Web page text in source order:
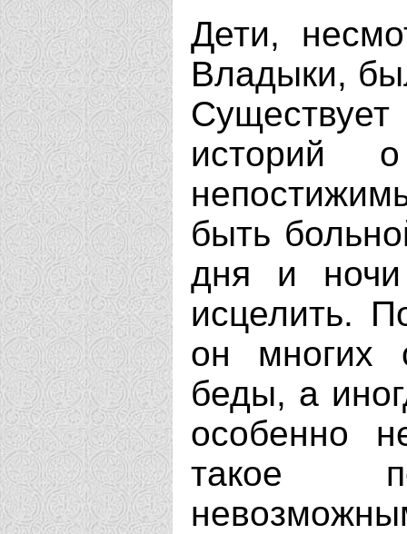
Дети,
Владыки,
историй
быть
дня и
исцелить.
он многих
беды, а
особенно
такое